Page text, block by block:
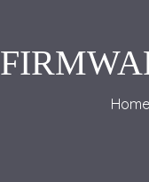
Home